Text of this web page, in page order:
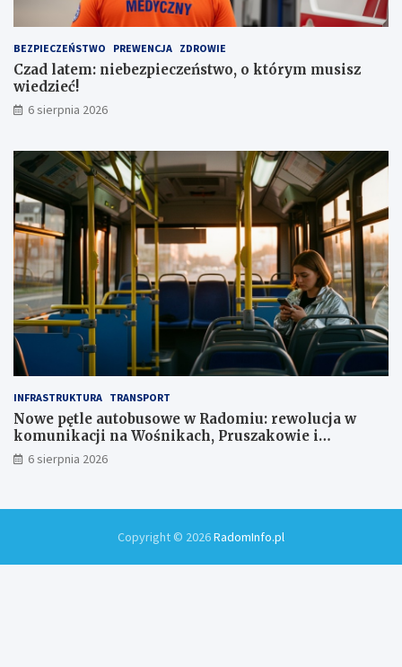
a
,
1
m
l
ł
BEZPIECZEŃSTWO PREWENCJA ZDROWIE
Czad latem: niebezpieczeństwo, o którym musisz
wiedzieć!
6 sierpnia 2026
INFRASTRUKTURA TRANSPORT
Nowe pętle autobusowe w Radomiu: rewolucja w
komunikacji na Wośnikach, Pruszakowie i
Zamłyniu
6 sierpnia 2026
Copyright © 2026RadomInfo.pl